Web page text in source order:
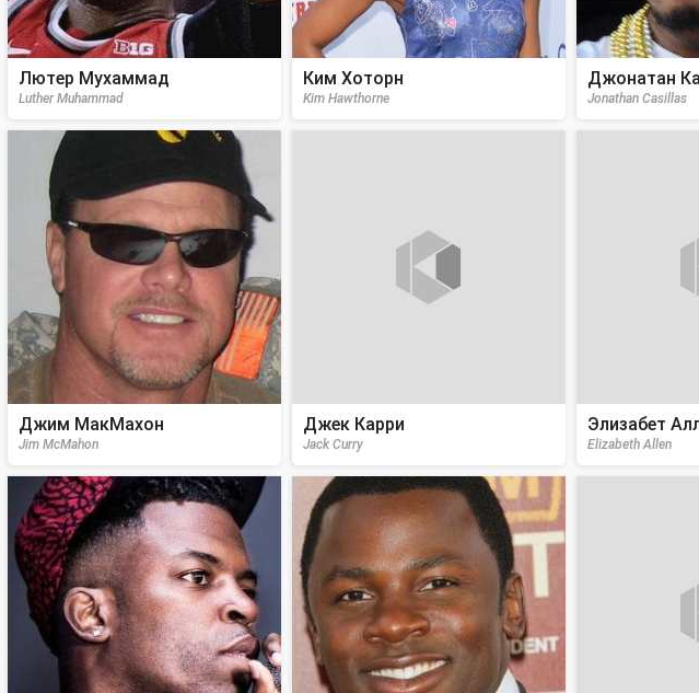
Лютер Мухаммад
Luther Muhammad
Ким Хоторн
Kim Hawthorne
Джонатан
Jonathan Casillas
Джим МакМахон
Jim McMahon
Джек Карри
Jack Curry
Элизабет
Elizabeth Allen